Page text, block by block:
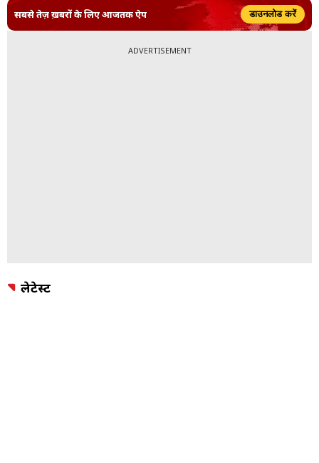
सबसे तेज़ ख़बरों के लिए आजतक ऐप डाउनलोड करें
ADVERTISEMENT
लेटेस्ट